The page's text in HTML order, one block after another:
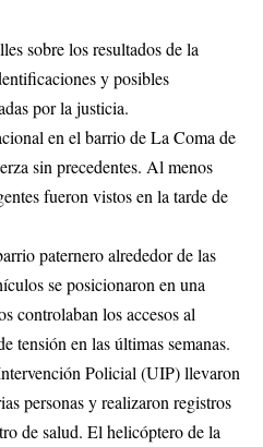
sobre los resultados de la
y posibles
por la justicia.
en el barrio de La Coma de
sin precedentes. Al menos
fueron vistos en la tarde de
paternero alrededor de las
se posicionaron en una
controlaban los accesos al
tensión en las últimas semanas.
Policial (UIP) llevaron
personas y realizaron registros
de salud. El helicóptero de la